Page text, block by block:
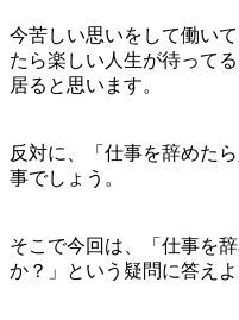
今苦しい思いをして働い
たら楽しい人生が待って
居ると思います。
反対に、「仕事を辞めた
事でしょう。
そこで今回は、「仕事を
か？」という疑問に答えよ